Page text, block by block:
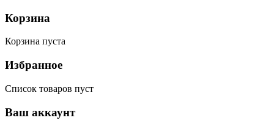
Корзина
Корзина пуста
Избранное
Список товаров пуст
Ваш аккаунт